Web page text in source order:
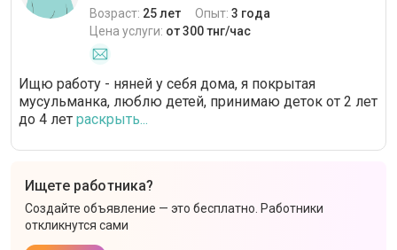
Возраст: 25 лет Опыт: 3 года
Цена услуги: от 300 тнг/час
Ищю работу - няней у себя дома, я покрытая
мусульманка, люблю детей, принимаю деток от 2 лет
до 4 лет раскрыть...
Ищете работника?
Создайте объявление — это бесплатно. Работники
откликнутся сами